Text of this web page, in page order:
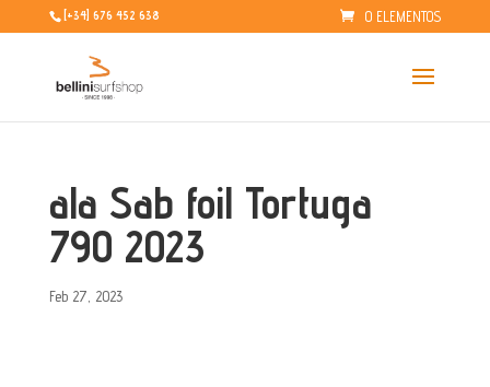
[+34] 676 452 638 0 ELEMENTOS
ala Sab foil Tortuga
790 2023
Feb 27, 2023